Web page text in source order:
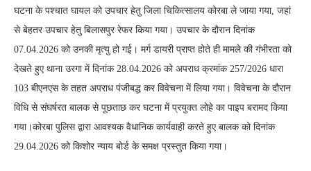
घटना के पश्चात घायल को उपचार हेतु जिला चिकित्सालय कोरबा ले जाया गया, जहां
से बेहतर उपचार हेतु बिलासपुर रेफर किया गया। उपचार के दौरान दिनांक
07.04.2026 को उनकी मृत्यु हो गई। मर्ग डायरी प्राप्त होते ही मामले की गंभीरता को
देखते हुए थाना उरगा में दिनांक 28.04.2026 को अपराध क्रमांक 257/2026 धारा
103 बीएनएस के तहत अपराध पंजीबद्ध कर विवेचना में लिया गया। विवेचना के दौरान
विधि से संघर्षरत बालक से पूछताछ कर घटना में प्रयुक्त लोहे का पाइप बरामद किया
गया।कोरबा पुलिस द्वारा आवश्यक वैधानिक कार्यवाही करते हुए बालक को दिनांक
29.04.2026 को किशोर न्याय बोर्ड के समक्ष प्रस्तुत किया गया।